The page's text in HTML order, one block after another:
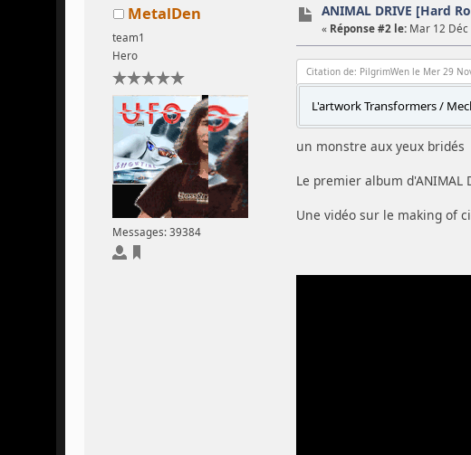
MetalDen
team1
Hero
Messages: 39384
ANIMAL DRIVE [Hard
« Réponse #2 le: Mar 12 Déc
Citation de: PilgrimWen le Mer 29
L'artwork Transformers /
un monstre aux yeux bridés
Le premier album d'ANIMAL
Une vidéo sur le making of